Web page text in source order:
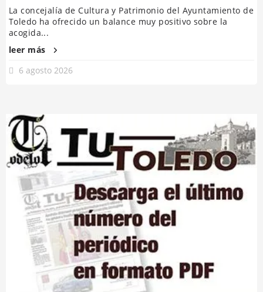
La concejalía de Cultura y Patrimonio del Ayuntamiento de
Toledo ha ofrecido un balance muy positivo sobre la
acogida...
leer más
6 agosto 2026